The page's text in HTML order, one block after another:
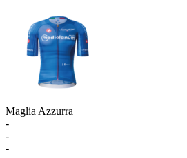
Maglia Azzurra
-
-
-